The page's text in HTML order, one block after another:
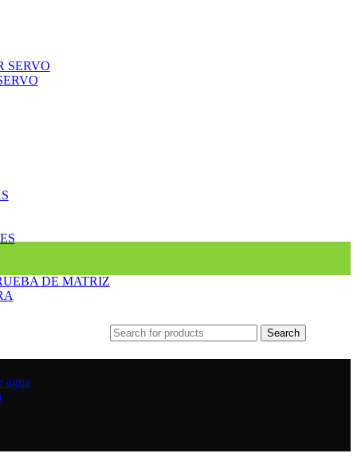
SERVO
DE MATRIZ
agua
Search